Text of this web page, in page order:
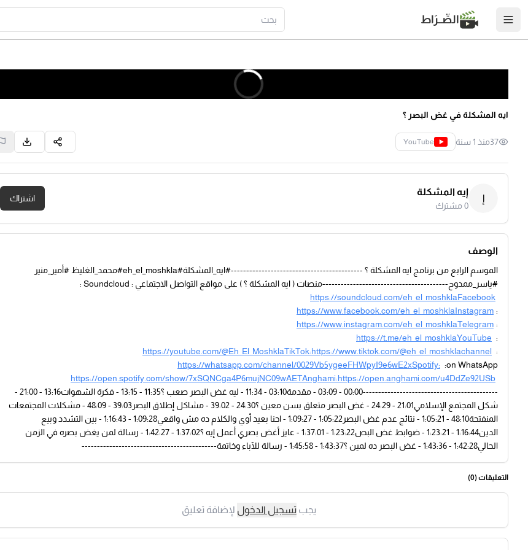
الصِّــرَاط
ايه المشكلة في غض البصر ؟
37منذ 1 سنة YouTube
إ
إيه المشكلة
0مشترك
اشتراك
الوصف
الموسم الرابع من برنامج ايه المشكلة ؟ -------------------------------------------#ايه_المشكلة#eh_el_moshkla#محمد_الغليظ #أمير_منير
#ياسر_ممدوح-----------------------------------------منصات ( ايه المشكلة ؟ ) على مواقع التواصل الاجتماعي : Soundcloud :
https://soundcloud.com/eh_el_moshklaFacebook
:
https://www.facebook.com/eh_el_moshklaInstagram
:
https://www.instagram.com/eh_el_moshklaTelegram
:
https://t.me/eh_el_moshklaYouTube
:
https://youtube.com/@Eh_El_MoshklaTikTok:https://www.tiktok.com/@eh_el_moshklachannel
on WhatsApp:
https://whatsapp.com/channel/0029Vb5ygeeFHWpyI9e6wE2xSpotify:
https://open.spotify.com/show/7xSQNCga4P6mujNC09wAETAnghami:https://open.anghami.com/u4DdZe92USb
--------------------------------------------00:00 - 03:09 - مقدمة03:10 - 11:34 - ليه غض البصر صعب ؟11:35 - 13:15 - فكرة الشهوات13:16 - 21:00 -
شكل المجتمع الإسلامي21:01 - 24:29 - غض البصر متعلق بسن معين ؟24:30 - 39:02 - مشاكل إطلاق البصر39:03 - 48:09 - مشكلات المجتمعات
المنفتحة48:10 - 1:05:21 - نتائج عدم غض البصر1:05:22 - 1:09:27 - احنا بعيد أوي والكلام ده مش واقعي1:09:28 - 1:16:43 - بين التشدد وبيع
الدين1:16:44 - 1:23:21 - ضوابط غض البص1:23:22 - 1:37:01 - عايز أغض بصري أعمل إيه ؟1:37:02 - 1:42:27 - رسالة لمن يغض بصره في الزمن
الحالي1:42:28 - 1:43:36 - غض البصر ده لمين ؟1:43:37 - 1:45:58 - رسالة للآباء وخاتمة--------------------------------------------
التعليقات (0
)
يجبتسجيل الدخول لإضافة تعليق